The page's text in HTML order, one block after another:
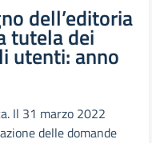
dell’editoria
tutela dei
utenti: anno
Il 31 marzo 2022
delle domande